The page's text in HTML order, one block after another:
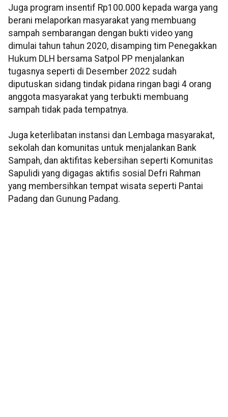
Juga program insentif Rp100.000 kepada warga yang
berani melaporkan masyarakat yang membuang
sampah sembarangan dengan bukti video yang
dimulai tahun tahun 2020, disamping tim Penegakkan
Hukum DLH bersama Satpol PP menjalankan
tugasnya seperti di Desember 2022 sudah
diputuskan sidang tindak pidana ringan bagi 4 orang
anggota masyarakat yang terbukti membuang
sampah tidak pada tempatnya.
Juga keterlibatan instansi dan Lembaga masyarakat,
sekolah dan komunitas untuk menjalankan Bank
Sampah, dan aktifitas kebersihan seperti Komunitas
Sapulidi yang digagas aktifis sosial Defri Rahman
yang membersihkan tempat wisata seperti Pantai
Padang dan Gunung Padang.